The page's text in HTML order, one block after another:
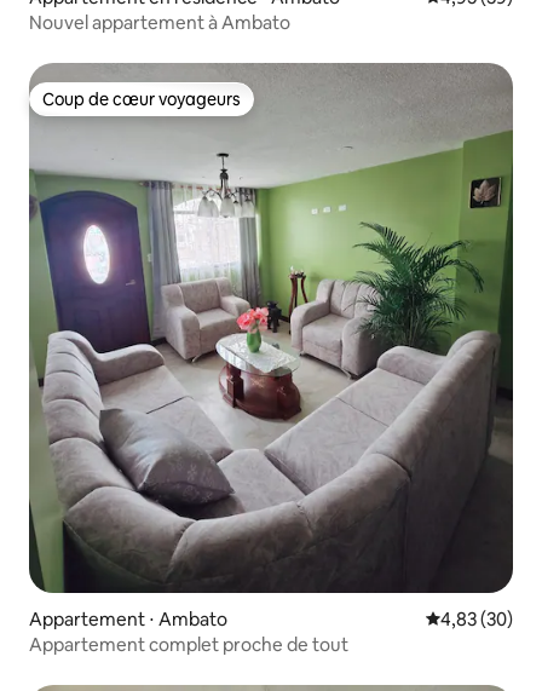
Nouvel appartement à Ambato
Coup de cœur voyageurs
Coup de cœur voyageurs
Appartement ⋅ Ambato Évaluation
4,83 (30)
Appartement complet proche de tout